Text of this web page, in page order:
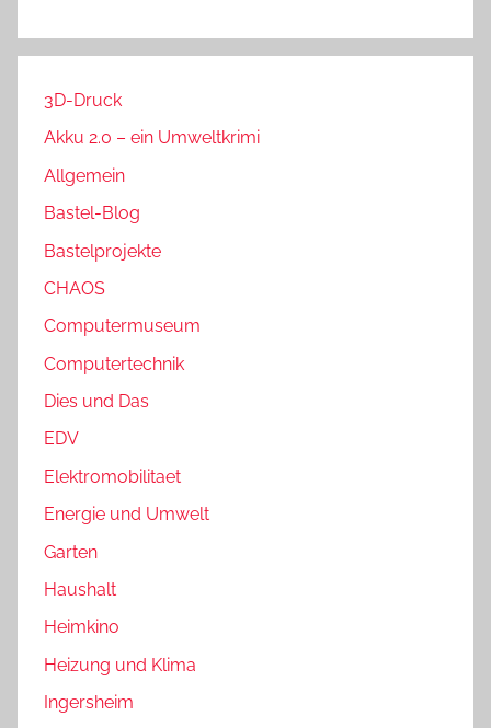
3D-Druck
Akku 2.0 – ein Umweltkrimi
Allgemein
Bastel-Blog
Bastelprojekte
CHAOS
Computermuseum
Computertechnik
Dies und Das
EDV
Elektromobilitaet
Energie und Umwelt
Garten
Haushalt
Heimkino
Heizung und Klima
Ingersheim